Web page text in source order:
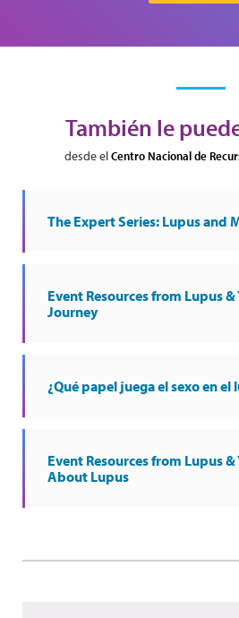
También le
desde elCentro Nacional de
The Expert Series: Lupus and
Event Resources from Lupus &
Journey
¿Qué papel juega el sexo en el
Event Resources from Lupus &
About Lupus